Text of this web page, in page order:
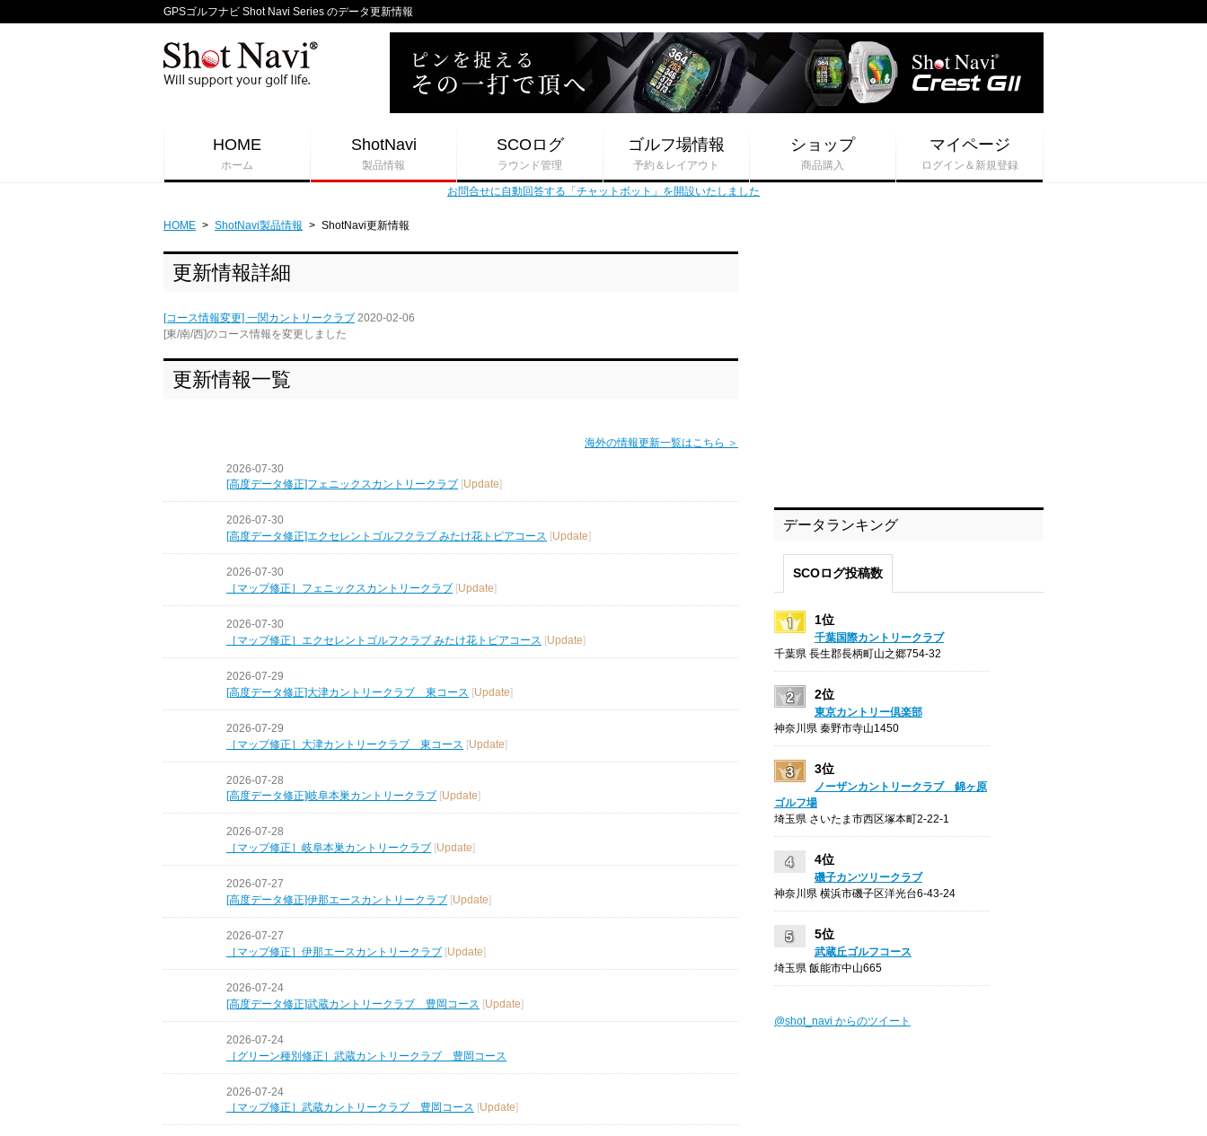
GPSゴルフナビ Shot Navi Series のデータ更新情報
HOME
ホーム
ShotNavi
製品情報
SCOログ
ラウンド管理
ゴルフ場情報
予約＆レイアウト
ショップ
商品購入
マイページ
ログイン＆新規登録
お問合せに自動回答する「チャットボット」を開設いたしました
HOME > ShotNavi製品情報 > ShotNavi更新情報
更新情報詳細
[コース情報変更] 一関カントリークラブ 2020-02-06
[東/南/西]のコース情報を変更しました
更新情報一覧
海外の情報更新一覧はこちら ＞
2026-07-30
[高度データ修正]フェニックスカントリークラブ [Update]
2026-07-30
[高度データ修正]エクセレントゴルフクラブ みたけ花トピアコース [Update]
2026-07-30
［マップ修正］フェニックスカントリークラブ [Update]
2026-07-30
［マップ修正］エクセレントゴルフクラブ みたけ花トピアコース [Update]
2026-07-29
[高度データ修正]大津カントリークラブ 東コース [Update]
2026-07-29
［マップ修正］大津カントリークラブ 東コース [Update]
2026-07-28
[高度データ修正]岐阜本巣カントリークラブ [Update]
2026-07-28
［マップ修正］岐阜本巣カントリークラブ [Update]
2026-07-27
[高度データ修正]伊那エースカントリークラブ [Update]
2026-07-27
［マップ修正］伊那エースカントリークラブ [Update]
2026-07-24
[高度データ修正]武蔵カントリークラブ 豊岡コース [Update]
2026-07-24
［グリーン種別修正］武蔵カントリークラブ 豊岡コース
2026-07-24
［マップ修正］武蔵カントリークラブ 豊岡コース [Update]
データランキング
SCOログ投稿数
1位
千葉国際カントリークラブ
千葉県 長生郡長柄町山之郷754-32
2位
東京カントリー倶楽部
神奈川県 秦野市寺山1450
3位
ノーザンカントリークラブ 錦ヶ原
ゴルフ場
埼玉県 さいたま市西区塚本町2-22-1
4位
磯子カンツリークラブ
神奈川県 横浜市磯子区洋光台6-43-24
5位
武蔵丘ゴルフコース
埼玉県 飯能市中山665
@shot_navi からのツイート